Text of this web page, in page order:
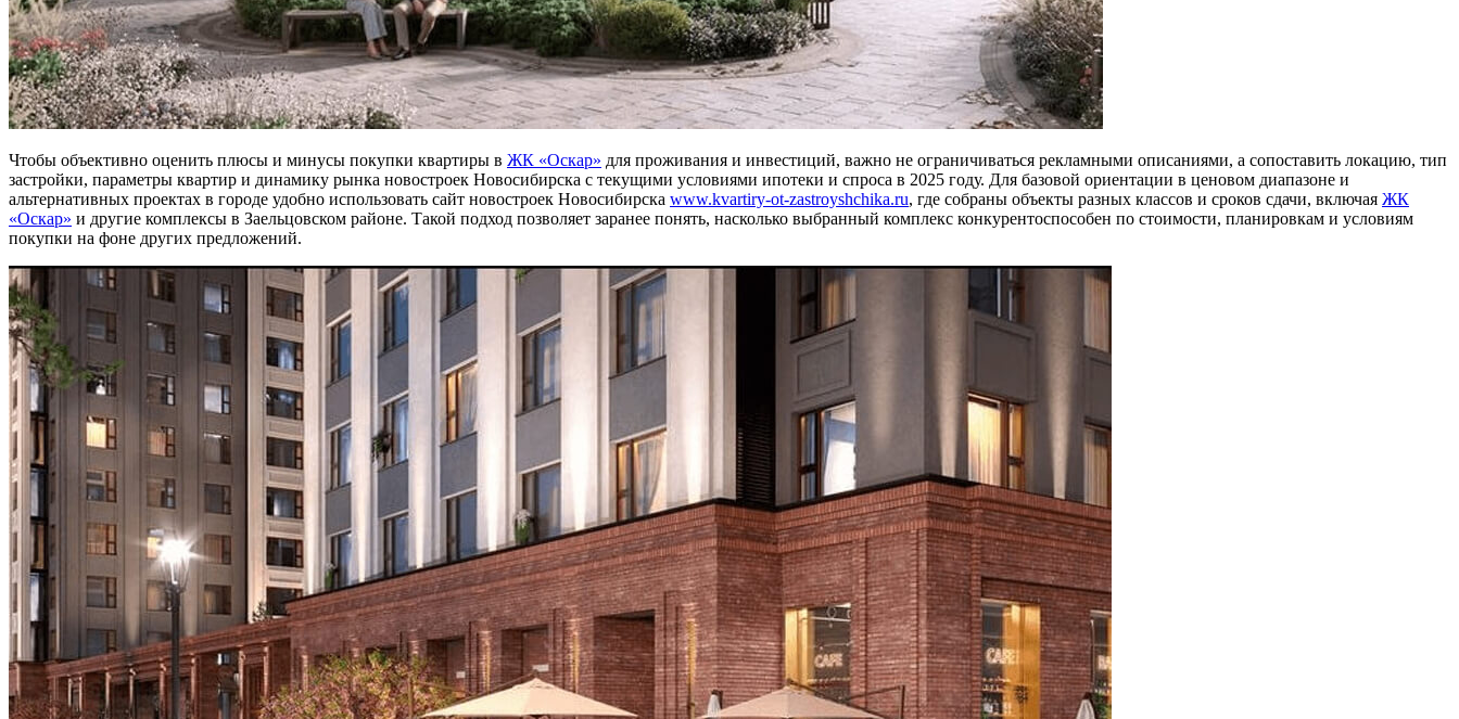
Чтобы объективно оценить плюсы и минусы покупки квартиры в ЖК «Оскар» для проживания и инвестиций, важно не ограничиваться рекламными описаниями, а сопоставить локацию, тип
застройки, параметры квартир и динамику рынка новостроек Новосибирска с текущими условиями ипотеки и спроса в 2025 году. Для базовой ориентации в ценовом диапазоне и
альтернативных проектах в городе удобно использовать сайт новостроек Новосибирска www.kvartiry-ot-zastroyshchika.ru, где собраны объекты разных классов и сроков сдачи, включая ЖК
«Оскар» и другие комплексы в Заельцовском районе. Такой подход позволяет заранее понять, насколько выбранный комплекс конкурентоспособен по стоимости, планировкам и условиям
покупки на фоне других предложений.